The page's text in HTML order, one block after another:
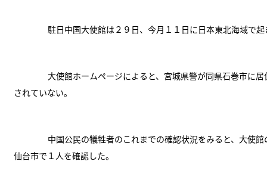
駐日中国大使館は２９日、今月１１日に日本東北海域で
大使館ホームページによると、宮城県警が同県石巻市に
されていない。
中国公民の犠牲者のこれまでの確認状況をみると、大使
仙台市で１人を確認した。